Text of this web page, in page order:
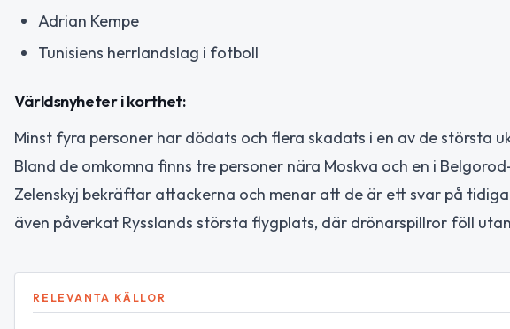
Adrian Kempe
Tunisiens herrlandslag i fotboll
Världsnyheter i korthet:
Minst fyra personer har dödats och flera skadats i en av de största
Bland de omkomna finns tre personer nära Moskva och en i
Zelenskyj bekräftar attackerna och menar att de är ett svar på
även påverkat Rysslands största flygplats, där drönarspillror föll
RELEVANTA KÄLLOR